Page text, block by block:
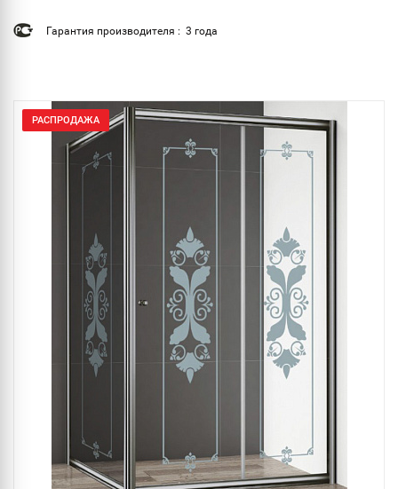
Гарантия производителя : 3 года
РАСПРОДАЖА